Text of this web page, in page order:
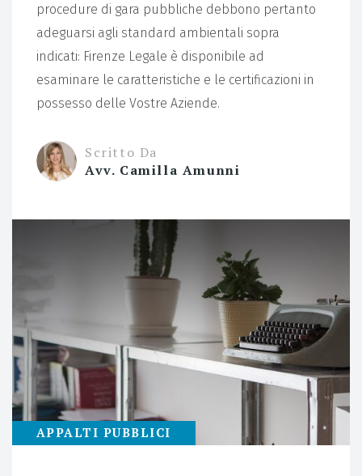
procedure di gara pubbliche debbono pertanto
adeguarsi agli standard ambientali sopra
indicati: Firenze Legale è disponibile ad
esaminare le caratteristiche e le certificazioni in
possesso delle Vostre Aziende.
Scritto Da
Avv. Camilla Amunni
APPALTI PUBBLICI